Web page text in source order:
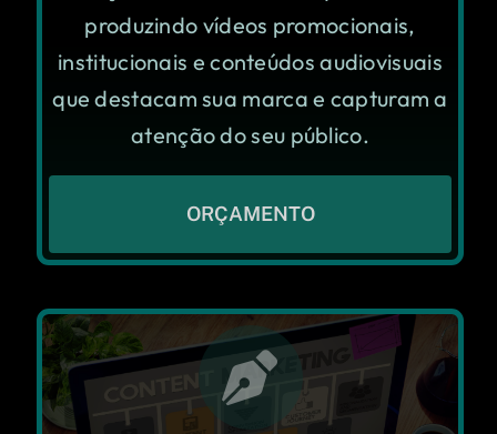
produzindo vídeos promocionais,
institucionais e conteúdos audiovisuais
que destacam sua marca e capturam a
atenção do seu público.
ORÇAMENTO